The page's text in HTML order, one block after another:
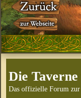
Die
Das offizielle Forum